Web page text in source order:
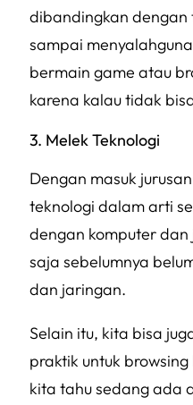
dibandingkan dengan
sampai
bermain game atau
karena kalau tidak
3. Melek Teknologi
Dengan masuk
teknologi dalam arti
dengan komputer dan
saja sebelumnya
dan jaringan.
Selain itu, kita bisa
praktik untuk
kita tahu sedang ada